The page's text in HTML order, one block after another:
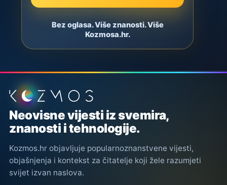
Bez oglasa. Više znanosti. Više
Kozmosa.hr.
Podnožje stranice
Neovisne vijesti iz svemira,
znanosti i tehnologije.
Kozmos.hr objavljuje popularnoznanstvene vijesti,
objašnjenja i kontekst za čitatelje koji žele razumjeti
svijet izvan naslova.